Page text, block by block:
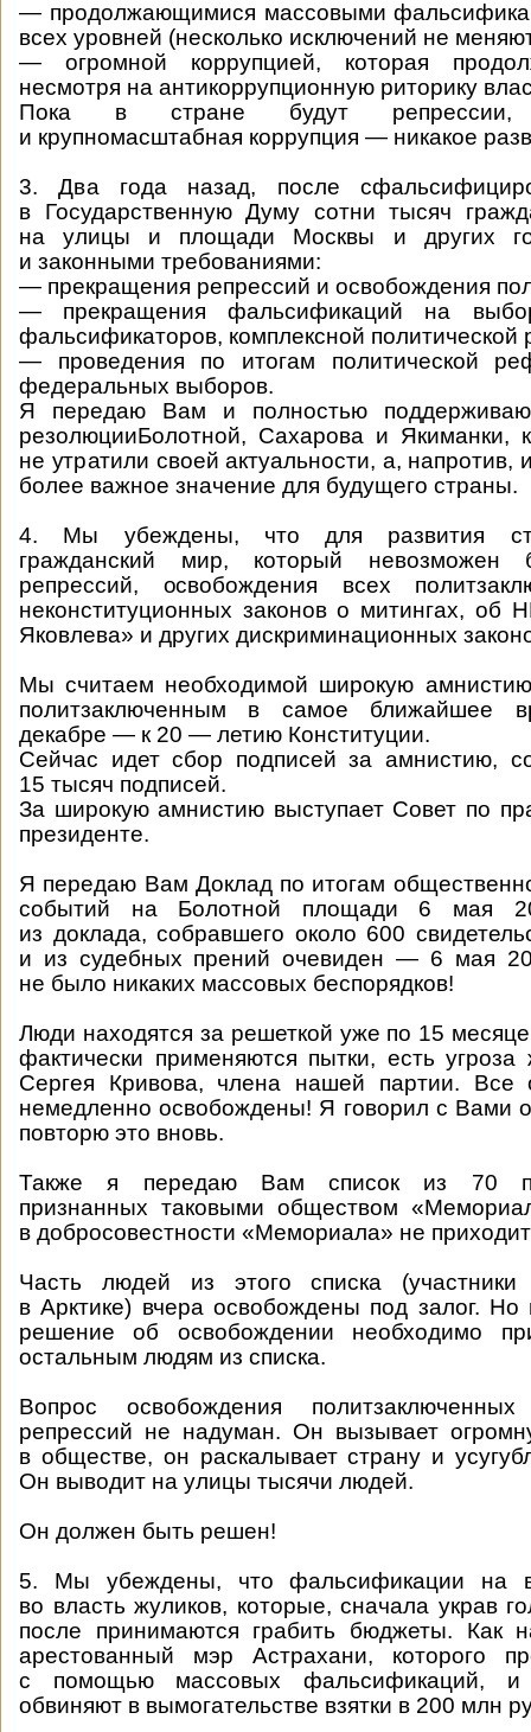
— продолжающимися массовыми
всех уровней (несколько исключений не
— огромной коррупцией, которая
несмотря на антикоррупционную риторику
Пока в стране будут репрессии,
и крупномасштабная коррупция — никакое
3. Два года назад, после
в Государственную Думу сотни тысяч
на улицы и площади Москвы и других
и законными требованиями:
— прекращения репрессий и освобождения
— прекращения фальсификаций на
фальсификаторов, комплексной
— проведения по итогам политической
федеральных выборов.
Я передаю Вам и полностью поддерживаю
резолюцииБолотной, Сахарова и Якиманки,
не утратили своей актуальности, а,
более важное значение для будущего страны.
4. Мы убеждены, что для развития
гражданский мир, который невозможен
репрессий, освобождения всех
неконституционных законов о митингах, об
Яковлева» и других дискриминационных
Мы считаем необходимой широкую
политзаключенным в самое
декабре — к 20 — летию Конституции.
Сейчас идет сбор подписей за амнистию,
15 тысяч подписей.
За широкую амнистию выступает Совет по
президенте.
Я передаю Вам Доклад по итогам
событий на Болотной площади 6 мая
из доклада, собравшего около 600
и из судебных прений очевиден — 6 мая
не было никаких массовых беспорядков!
Люди находятся за решеткой уже по 15
фактически применяются пытки, есть
Сергея Кривова, члена нашей партии.
немедленно освобождены! Я говорил с Вами
повторю это вновь.
Также я передаю Вам список из 70
признанных таковыми обществом
в добросовестности «Мемориала» не
Часть людей из этого списка (участники
в Арктике) вчера освобождены под залог.
решение об освобождении необходимо
остальным людям из списка.
Вопрос освобождения
репрессий не надуман. Он вызывает
в обществе, он раскалывает страну и
Он выводит на улицы тысячи людей.
Он должен быть решен!
5. Мы убеждены, что фальсификации на
во власть жуликов, которые, сначала украв
после принимаются грабить бюджеты. Как
арестованный мэр Астрахани, которого
с помощью массовых фальсификаций, и
обвиняют в вымогательстве взятки в 200 млн